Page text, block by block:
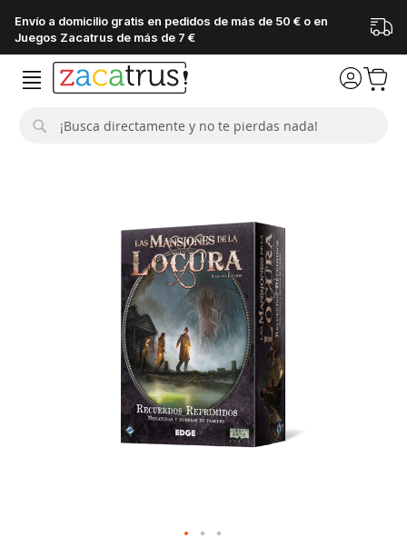
Envío a domicilio gratis en pedidos de más de 50 € o en
Juegos Zacatrus de más de 7 €